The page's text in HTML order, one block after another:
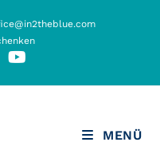
MENÜ